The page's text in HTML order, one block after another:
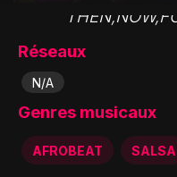
Réseaux
N/A
Genres musicaux
AFROBEAT SALSA